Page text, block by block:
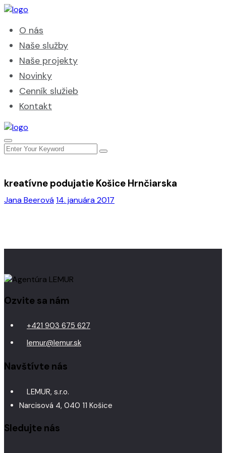
O nás
Naše služby
Naše projekty
Novinky
Cenník služieb
Kontakt
Jana Beerová14. januára 2017
kreatívne podujatie Košice Hrnčiarska
Ozvite sa nám
+421 903 675 627
lemur@lemur.sk
Navštívte nás
LEMUR, s.r.o.
Narcisová 4, 040 11 Košice
Sledujte nás